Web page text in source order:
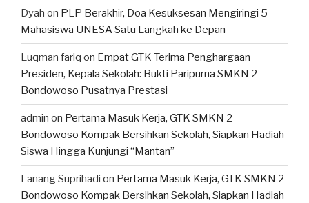
Dyah on PLP Berakhir, Doa Kesuksesan Mengiringi 5
Mahasiswa UNESA Satu Langkah ke Depan
Luqman fariq on Empat GTK Terima Penghargaan
Presiden, Kepala Sekolah: Bukti Paripurna SMKN 2
Bondowoso Pusatnya Prestasi
admin on Pertama Masuk Kerja, GTK SMKN 2
Bondowoso Kompak Bersihkan Sekolah, Siapkan Hadiah
Siswa Hingga Kunjungi “Mantan”
Lanang Suprihadi on Pertama Masuk Kerja, GTK SMKN 2
Bondowoso Kompak Bersihkan Sekolah, Siapkan Hadiah